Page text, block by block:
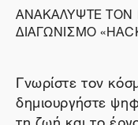
ΑΝΑΚΑΛΥΨΤΕ
ΔΙΑΓΩΝΙΣΜΟ
Γνωρίστε τον
δημιουργήστε